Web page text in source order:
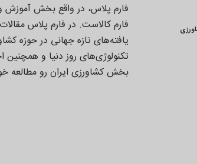
فارم پلاس، در واقع بخش آموزش
فارم کالاست. در فارم پلاس
یافته‌های تازه جهانی در حوزه
تکنولوژی‌های روز دنیا و همچنین
بخش کشاورزی ایران رو مطالعه